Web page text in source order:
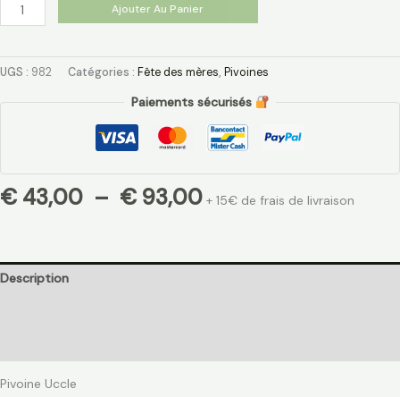
Ajouter Au Panier
UGS : 982 Catégories : Fête des mères, Pivoines
Paiements sécurisés
€ 43,00 – € 93,00 + 15€ de frais de livraison
Description
Pivoine Uccle